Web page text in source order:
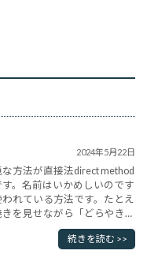
にもつなが･･･
2024年5月22日
方法が直接法direct method
。名前はいかめしいのです
れている方法です。たとえ
を見せながら「どらやき」
の前に現物があるので、一番
。語学というと、教室で習
続きを読む >>